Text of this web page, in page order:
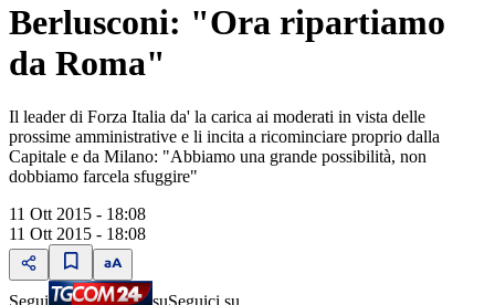
Berlusconi: "Ora ripartiamo
da Roma"
Il leader di Forza Italia da' la carica ai moderati in vista delle
prossime amministrative e li incita a ricominciare proprio dalla
Capitale e da Milano: "Abbiamo una grande possibilità, non
dobbiamo farcela sfuggire"
11 Ott 2015 - 18:08
11 Ott 2015 - 18:08